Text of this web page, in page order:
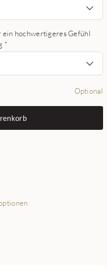
hochwertigeres Gefühl
*
Optional